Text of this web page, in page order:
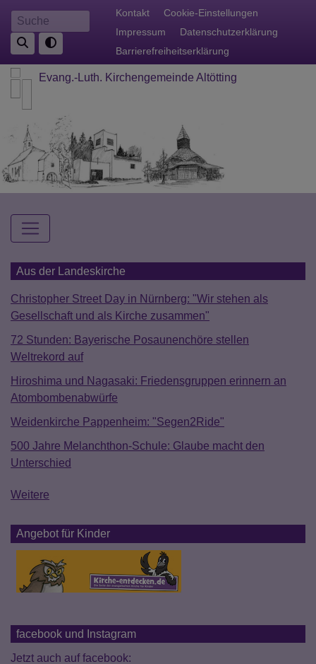
Direkt
zum
Inhalt
Suche Fußbereichsmenü
Kontakt
Cookie-Einstellungen
Impressum
Datenschutzerklärung
Barrierefreiheitserklärung
Evang.-Luth. Kirchengemeinde Altötting
Hauptnavigation
Aus der Landeskirche
Christopher Street Day in Nürnberg: "Wir stehen als
Gesellschaft und als Kirche zusammen"
72 Stunden: Bayerische Posaunenchöre stellen
Weltrekord auf
Hiroshima und Nagasaki: Friedensgruppen erinnern an
Atombombenabwürfe
Weidenkirche Pappenheim: "Segen2Ride"
500 Jahre Melanchthon-Schule: Glaube macht den
Unterschied
Weitere
Angebot für Kinder
facebook und Instagram
Jetzt auch auf facebook: